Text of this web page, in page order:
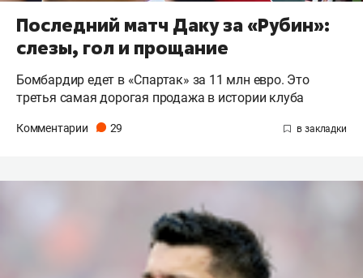
Последний матч Даку за «Рубин»:
слезы, гол и прощание
Бомбардир едет в «Спартак» за 11 млн евро. Это
третья самая дорогая продажа в истории клуба
Комментарии 29